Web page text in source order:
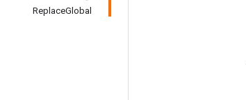
ReplaceGlobal